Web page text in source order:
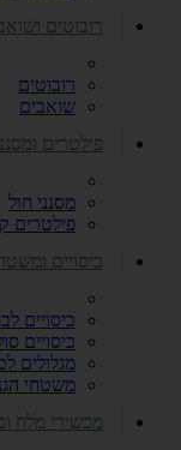
רובוטים
רובוטים
שואבים
פילטרים
מסנני חול
פילטרים
כיסויים
כיסויים
כיסויים
מגלולים
משטחי
מכשירי מלח